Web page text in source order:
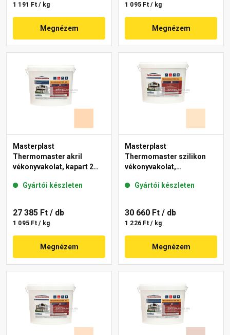
1 191 Ft / kg
Megnézem
1 095 Ft / kg
Megnézem
Masterplast
Thermomaster akril
vékonyvakolat, kapart 2
Gyártói készleten
27 385 Ft / db
1 095 Ft / kg
Megnézem
Masterplast
Thermomaster szilikon
vékonyvakolat,
03-E 25 kg
Gyártói készleten
30 660 Ft / db
1 226 Ft / kg
Megnézem